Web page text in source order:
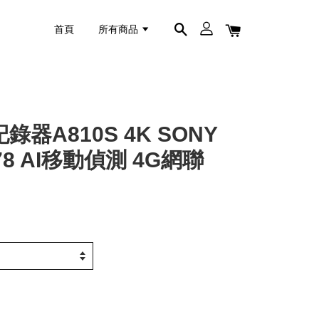
首頁 所有商品
錄器A810S 4K SONY
AI移動偵測 4G網聯